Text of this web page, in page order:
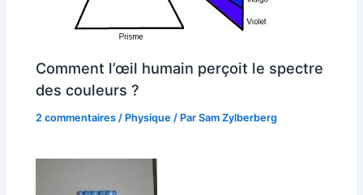
Comment l’œil humain perçoit le spectre
des couleurs ?
2 commentaires / Physique / ParSam Zylberberg